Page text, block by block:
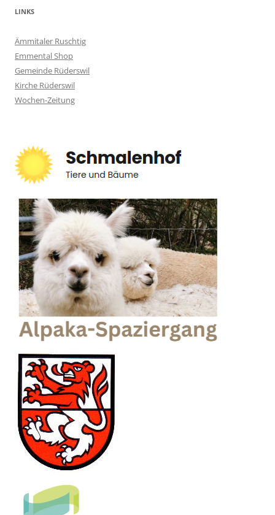
LINKS
Ämmitaler Ruschtig
Emmental Shop
Gemeinde Rüderswil
Kirche Rüderswil
Wochen-Zeitung